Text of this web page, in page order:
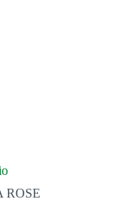
ROSE